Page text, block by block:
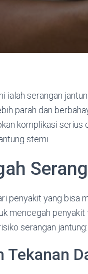
ialah serangan
parah dan
komplikasi serius
stemi.
penyakit yang bisa
mencegah
serangan jantung:
Tekanan